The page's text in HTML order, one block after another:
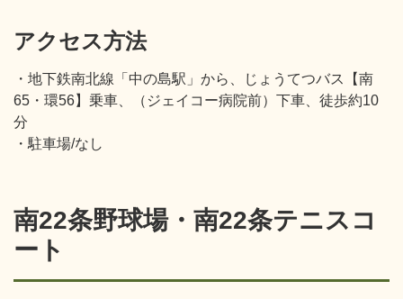
アクセス方法
・地下鉄南北線「中の島駅」から、じょうてつバス【南
65・環56】乗車、（ジェイコー病院前）下車、徒歩約10
分
・駐車場/なし
南22条野球場・南22条テニスコ
ート